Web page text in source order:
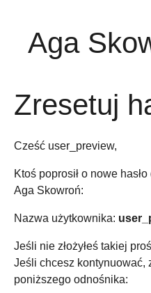
Aga
Zresetuj
Cześć user_preview,
Ktoś poprosił o nowe
Aga Skowroń:
Nazwa użytkownika:
Jeśli nie złożyłeś takiej
Jeśli chcesz kontynuować,
poniższego odnośnika: